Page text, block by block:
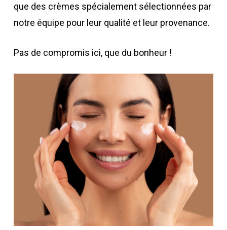
que des crèmes spécialement sélectionnées par
notre équipe pour leur qualité et leur provenance.
Pas de compromis ici, que du bonheur !